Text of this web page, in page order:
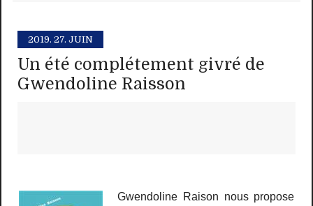
2019. 27. JUIN
Un été complétement givré de
Gwendoline Raisson
Gwendoline Raison nous propose